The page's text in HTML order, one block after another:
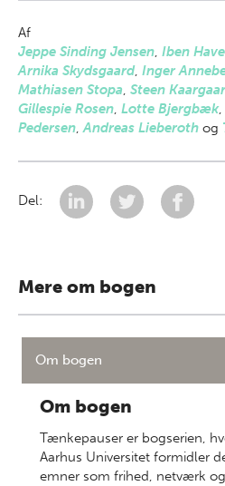
Af
Jeppe Sinding Jensen, Iben Have
Arnika Skydsgaard, Inger
Mathiasen Stopa, Steen
Gillespie Rosen, Lotte Bjergbæk,
Pedersen,Andreas Lieberoth og
Del:
Mere om bogen
Om bogen
Om bogen
Tænkepauser er bogserien,
Aarhus Universitet formidler
emner som frihed, netværk